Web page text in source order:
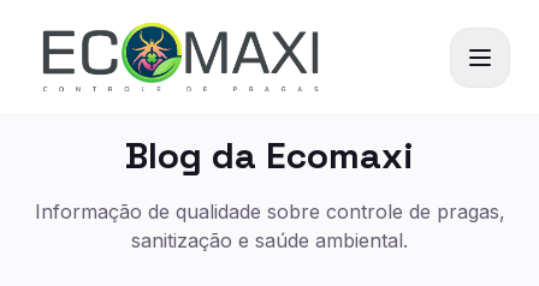
Blog da Ecomaxi
Informação de qualidade sobre controle de pragas,
sanitização e saúde ambiental.